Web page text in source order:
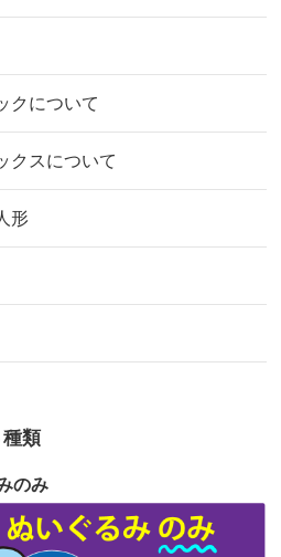
を考え体力のあるうちに身
これまで本当にありがとう
親が孫（私の子供）の初節
のひな祭りにあわせて、娘
和6年10月17日(木)
和6年8月1日(木)
和6年6月21日(金)
和6年3月22日(金)
和5年11月09日(木)
和5年9月21日(木)
令和5年8月1日(火)
クについて
クスについて
形
種類
のみ